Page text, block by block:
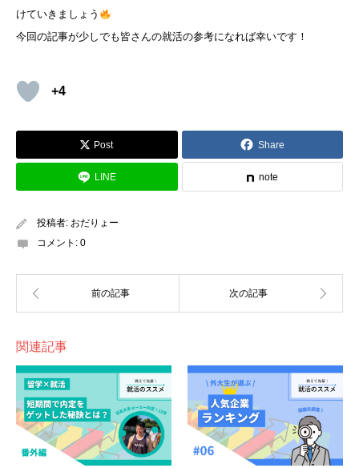
けていきましょう
今回の記事が少しでも皆さんの就活の参考になれば幸いです！
+4
Post Share
LINE note
投稿者: おだりょー
コメント: 0
関連記事